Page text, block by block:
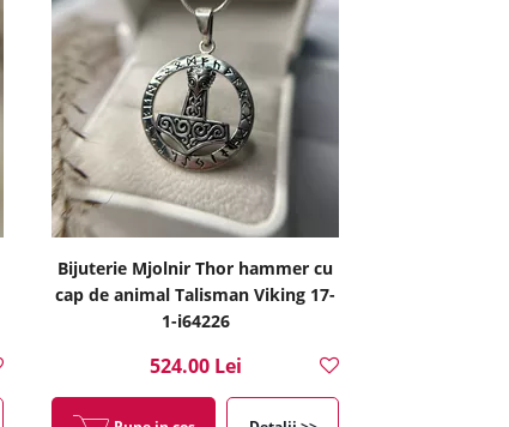
Bijuterie Mjolnir Thor hammer cu
cap de animal Talisman Viking 17-
1-i64226
524.00 Lei